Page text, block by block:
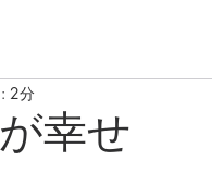
幸せ
2分